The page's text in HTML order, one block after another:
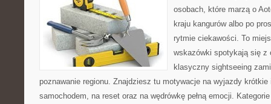
osobach, które marzą o
kraju kangurów albo po
rytmie ciekawości. To
wskazówki spotykają się z
klasyczny sightseeing
poznawanie regionu. Znajdziesz tu motywacje na wyjazdy krótkie
samochodem, na reset oraz na wędrówkę pełną emocji.